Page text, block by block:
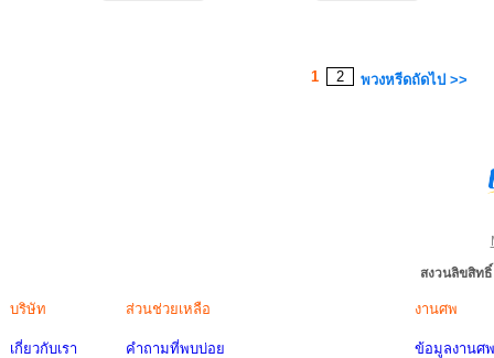
1 2 พวงหรีดถัดไป >>
สงวนลิขสิท
บริษัท
เกี่ยวกับเรา
ส่วนช่วยเหลือ
คำถามที่พบบ่อย
งานศพ
ข้อมูลงานศพ